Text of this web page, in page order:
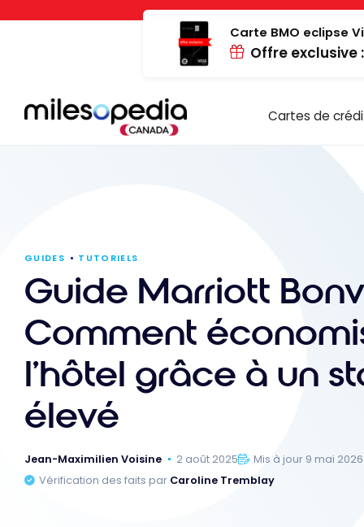
Panneau de gestion des cookies
Carte BMO eclipse
Offre exclusive
Cartes de
GUIDES TUTORIELS
Guide Marriott
Comment
l’hôtel grâce à un
élevé
Jean-Maximilien Voisine 2 août 2025
Mis à jour 9 mai 2026
Vérification des faits par Caroline Tremblay